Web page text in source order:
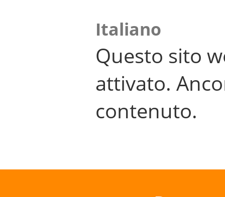
Italiano
Questo sito
attivato.
contenuto.